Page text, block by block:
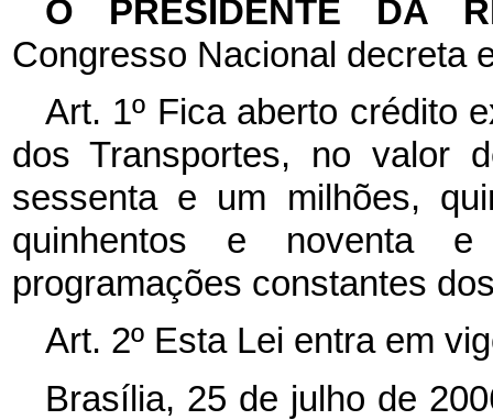
O PRESIDENTE DA
Congresso Nacional decreta
Art. 1º Fica aberto crédito
dos Transportes, no valor
sessenta e um milhões,
quinhentos e noventa
programações constantes
Art. 2º Esta Lei entra em
Brasília, 25 de julho de